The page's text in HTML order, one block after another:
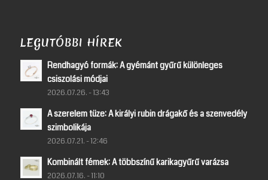
LEGUTÓBBI HÍREK
Rendhagyó formák: A gyémánt gyűrű különleges
csiszolási módjai
2026.07.26. - 13:43
A szerelem tüze: A királyi rubin drágakő és a szenvedély
szimbolikája
2026.07.21. - 12:46
Kombinált fémek: A többszínű karikagyűrű varázsa
2026.07.16. - 11:10